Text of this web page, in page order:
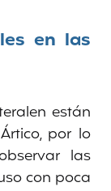
en las
están
por lo
las
con poca